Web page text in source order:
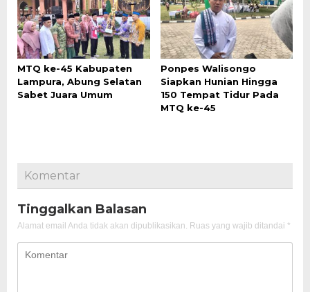
MTQ ke-45 Kabupaten
Lampura, Abung Selatan
Sabet Juara Umum
Ponpes Walisongo
Siapkan Hunian Hingga
150 Tempat Tidur Pada
MTQ ke-45
Komentar
Tinggalkan Balasan
Alamat email Anda tidak akan dipublikasikan. Ruas yang wajib ditandai *